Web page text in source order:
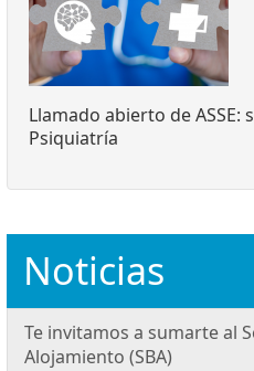
Llamado abierto de ASSE:
Psiquiatría
Noticias
Te invitamos a sumarte al
Alojamiento (SBA)